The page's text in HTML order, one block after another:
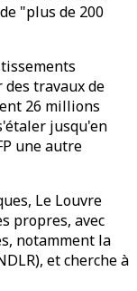
"plus de 200
travaux de
26 millions
jusqu'en
une autre
Le Louvre
propres, avec
notamment la
et cherche à